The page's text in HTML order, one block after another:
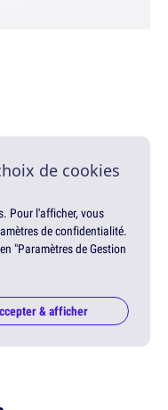
de cookies
Pour l'afficher, vous
de confidentialité.
"Paramètres de Gestion
& afficher